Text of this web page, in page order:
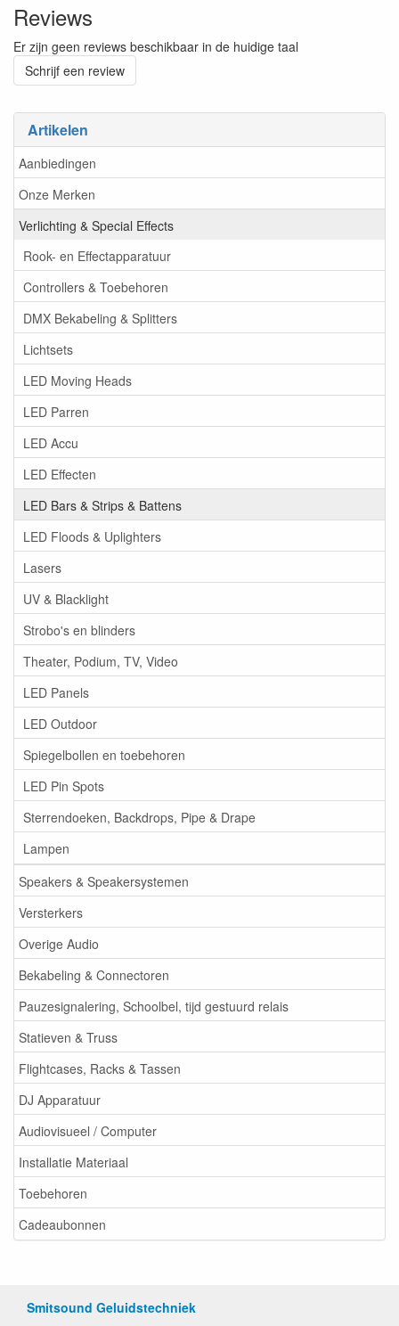
Artikelen
Aanbiedingen
Onze Merken
Verlichting & Special Effects
Rook- en Effectapparatuur
Controllers & Toebehoren
DMX Bekabeling & Splitters
Lichtsets
LED Moving Heads
LED Parren
LED Accu
LED Effecten
LED Bars & Strips & Battens
LED Floods & Uplighters
Lasers
UV & Blacklight
Strobo's en blinders
Theater, Podium, TV, Video
LED Panels
LED Outdoor
Spiegelbollen en toebehoren
LED Pin Spots
Sterrendoeken, Backdrops, Pipe & Drape
Lampen
Speakers & Speakersystemen
Versterkers
Overige Audio
Bekabeling & Connectoren
Pauzesignalering, Schoolbel, tijd gestuurd relais
Statieven & Truss
Flightcases, Racks & Tassen
DJ Apparatuur
Audiovisueel / Computer
Installatie Materiaal
Toebehoren
Cadeaubonnen
Reviews
Er zijn geen reviews beschikbaar in de huidige taal
Schrijf een review
Smitsound Geluidstechniek